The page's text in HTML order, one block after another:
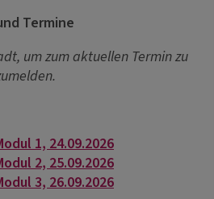
Termine
um zum aktuellen Termin zu
1, 24.09.2026
2, 25.09.2026
3, 26.09.2026